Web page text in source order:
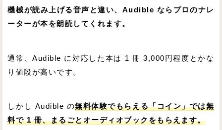
機械が読み上げる音声と違い、Audible ならプロのナレ
ーターが本を朗読してくれます。
通常、Audible に対応した本は 1 冊 3,000円程度とかな
り値段が高いです。
しかし Audible の無料体験でもらえる「コイン」では無
料で 1 冊、まるごとオーディオブックをもらえます。